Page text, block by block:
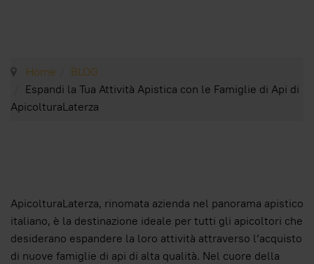
Home
BLOG
Espandi la Tua Attività Apistica con le Famiglie di Api di
ApicolturaLaterza
ApicolturaLaterza, rinomata azienda nel panorama apistico
italiano, è la destinazione ideale per tutti gli apicoltori che
desiderano espandere la loro attività attraverso l’acquisto
di nuove famiglie di api di alta qualità. Nel cuore della